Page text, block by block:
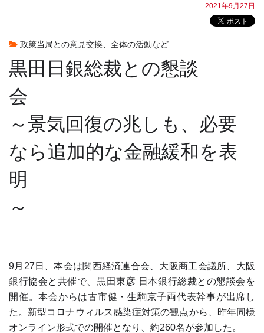
2021年9月27日
政策当局との意見交換、全体の活動など
黒田日銀総裁との懇談
～景気回復の兆しも、必要
なら追加的な金融緩和を表
明
～
9月27日、本会は関西経済連合会、大阪商工会議所、大阪
銀行協会と共催で、黒田東彦 日本銀行総裁との懇談会を
開催。本会からは古市健・生駒京子両代表幹事が出席し
た。新型コロナウィルス感染症対策の観点から、昨年同様
オンライン形式での開催となり、約260名が参加した。